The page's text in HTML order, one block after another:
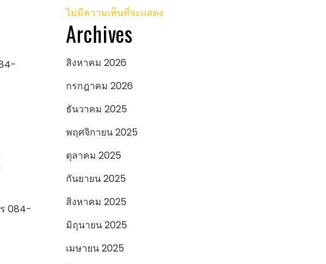
084-
ไม่มีความเห็นที่จะแสดง
Archives
สิงหาคม 2026
กรกฎาคม 2026
ธันวาคม 2025
พฤศจิกายน 2025
ตุลาคม 2025
กันยายน 2025
สิงหาคม 2025
มิถุนายน 2025
เมษายน 2025